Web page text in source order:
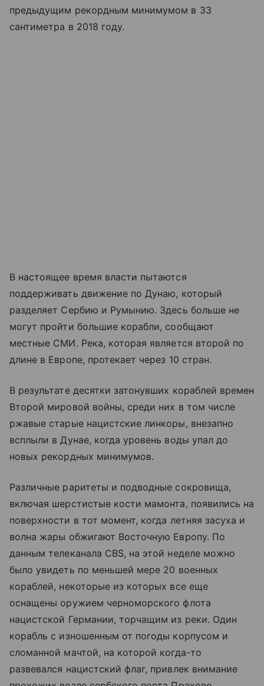
предыдущим рекордным минимумом в 33
сантиметра в 2018 году.
В настоящее время власти пытаются
поддерживать движение по Дунаю, который
разделяет Сербию и Румынию. Здесь больше не
могут пройти большие корабли, сообщают
местные СМИ. Река, которая является второй по
длине в Европе, протекает через 10 стран.
В результате десятки затонувших кораблей времен
Второй мировой войны, среди них в том числе
ржавые старые нацистские линкоры, внезапно
всплыли в Дунае, когда уровень воды упал до
новых рекордных минимумов.
Различные раритеты и подводные сокровища,
включая шерстистые кости мамонта, появились на
поверхности в тот момент, когда летняя засуха и
волна жары обжигают Восточную Европу. По
данным телеканала CBS, на этой неделе можно
было увидеть по меньшей мере 20 военных
кораблей, некоторые из которых все еще
оснащены оружием черноморского флота
нацистской Германии, торчащим из реки. Один
корабль с изношенным от погоды корпусом и
сломанной мачтой, на которой когда-то
развевался нацистский флаг, привлек внимание